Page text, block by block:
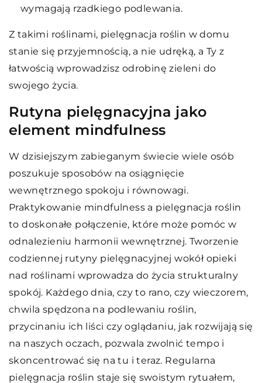
wymagają rzadkiego podlewania.
Z takimi roślinami, pielęgnacja roślin w domu
stanie się przyjemnością, a nie udręką, a Ty z
łatwością wprowadzisz odrobinę zieleni do
swojego życia.
Rutyna pielęgnacyjna jako
element mindfulness
W dzisiejszym zabieganym świecie wiele osób
poszukuje sposobów na osiągnięcie
wewnętrznego spokoju i równowagi.
Praktykowanie mindfulness a pielęgnacja roślin
to doskonałe połączenie, które może pomóc w
odnalezieniu harmonii wewnętrznej. Tworzenie
codziennej rutyny pielęgnacyjnej wokół opieki
nad roślinami wprowadza do życia strukturalny
spokój. Każdego dnia, czy to rano, czy wieczorem,
chwila spędzona na podlewaniu roślin,
przycinaniu ich liści czy oglądaniu, jak rozwijają się
na naszych oczach, pozwala zwolnić tempo i
skoncentrować się na tu i teraz. Regularna
pielęgnacja roślin staje się swoistym rytuałem,